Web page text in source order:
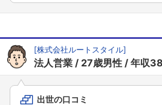
[株式会社ルートスタイル]
法人営業 27歳男性 年収
出世の口コミ